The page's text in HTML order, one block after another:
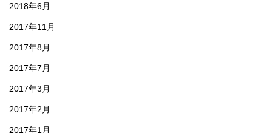
2018年6月
2017年11月
2017年8月
2017年7月
2017年3月
2017年2月
2017年1月